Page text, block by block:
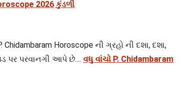
2026 કુંડળી
Horoscope ની ગ્રહો ની દશા, દશા,
પર પરવાનગી આપે છે.... વધુ વાંચો P. Chidambaram